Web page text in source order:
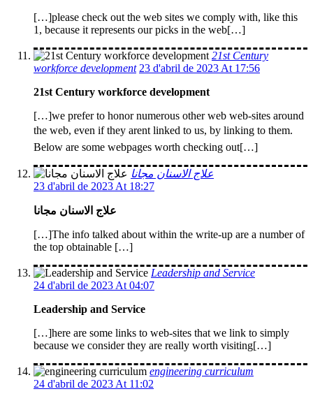
[…]please check out the web sites we comply with, like this
1, because it represents our picks in the web[…]
21st Century
workforce development 23 d'abril de 2023 At 17:56
21st Century workforce development
[…]we prefer to honor numerous other web web-sites around
the web, even if they arent linked to us, by linking to them.
Below are some webpages worth checking out[…]
علاج الاسنان مجانا
23 d'abril de 2023 At 18:27
علاج الاسنان مجانا
[…]The info talked about within the write-up are a number of
the top obtainable […]
Leadership and Service
24 d'abril de 2023 At 04:07
Leadership and Service
[…]here are some links to web-sites that we link to simply
because we consider they are really worth visiting[…]
engineering curriculum
24 d'abril de 2023 At 11:02